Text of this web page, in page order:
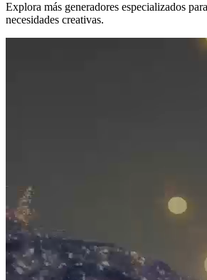
Explora más generadores especializados
necesidades creativas.